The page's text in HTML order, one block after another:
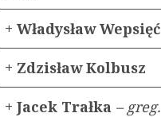
+ Władysław Wepsięć
+ Zdzisław Kolbusz
+ Jacek Trałka – greg.